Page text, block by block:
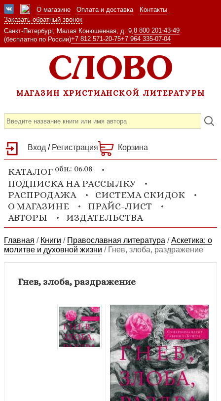
О магазине Оплата и доставка
Контакты
Заказать обратный звонок
Санкт-Петербург, Малая Конюшенная, д. 9, 8 800 201-43-49
(бесплатно по России)+7 812 571-20-75+7 964 335-07-04
МАГАЗИН ХРИСТИАНСКОЙ ЛИТЕРАТУРЫ
Вход / Регистрация Корзина
КАТАЛОГ обн.: 06.08
ПОДПИСКА НА РАССЫЛКУ
РАСПРОДАЖА
СИСТЕМА СКИДОК
О МАГАЗИНЕ
ПРАЙС-ЛИСТ
АВТОРЫ
ИЗДАТЕЛЬСТВА
Главная / Книги / Православная литература /Аскетика: о
молитве и духовной жизни / Гнев, злоба, раздражение
Гнев, злоба, раздражение